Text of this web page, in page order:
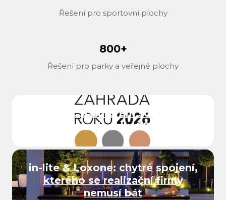
Řešení pro sportovní plochy
800+
Řešení pro parky a veřejné plochy
ITTEC partnerem soutěže
Zahrada roku 2026
in-lite & Loxone: chytré spojení,
kterého se realizační firmy
nemusí bát